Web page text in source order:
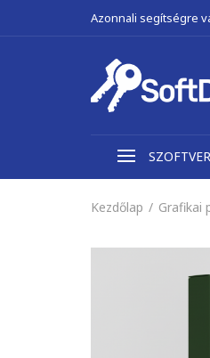
Azonnali segítségre
Kezdőlap Grafikai